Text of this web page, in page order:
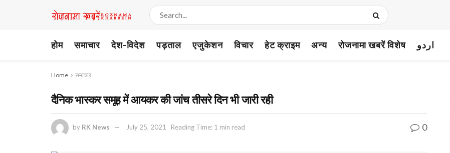
होम समाचार देश-विदेश पड़ताल एजुकेशन विचार हेट क्राइम अन्य रोजनामा खबरें विशेष اردو
Home समाचार
दैनिक भास्कर समूह में आयकर की जांच तीसरे दिन भी जारी रही
by RK News July 25, 2021 Reading Time: 1 min read 0